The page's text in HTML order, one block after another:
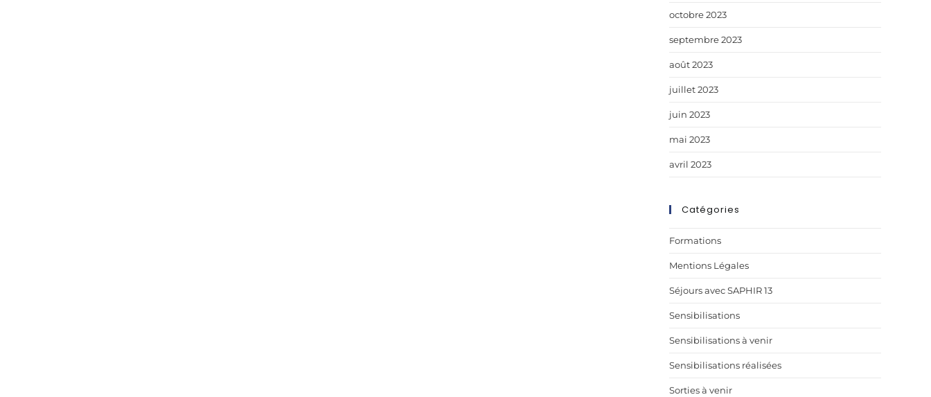
octobre 2023
septembre 2023
août 2023
juillet 2023
juin 2023
mai 2023
avril 2023
Catégories
Formations
Mentions Légales
Séjours avec SAPHIR 13
Sensibilisations
Sensibilisations à venir
Sensibilisations réalisées
Sorties à venir